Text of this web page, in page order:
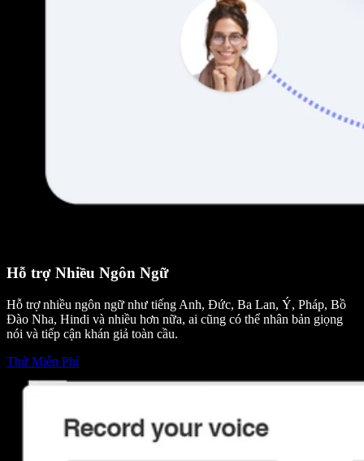
Hỗ trợ Nhiều Ngôn Ngữ
Hỗ trợ nhiều ngôn ngữ như tiếng Anh, Đức, Ba Lan, Ý, Pháp, Bồ
Đào Nha, Hindi và nhiều hơn nữa, ai cũng có thể nhân bản giọng
nói và tiếp cận khán giả toàn cầu.
Thử Miễn Phí